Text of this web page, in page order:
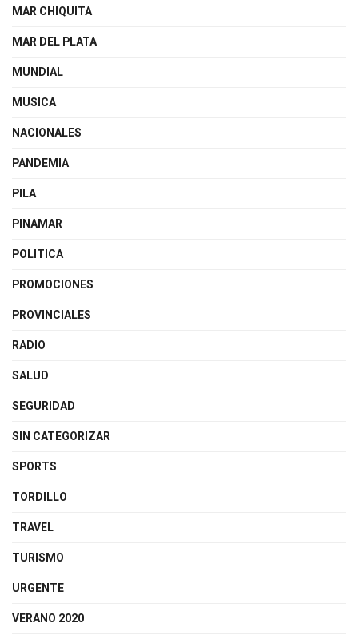
MAR CHIQUITA
MAR DEL PLATA
MUNDIAL
MUSICA
NACIONALES
PANDEMIA
PILA
PINAMAR
POLITICA
PROMOCIONES
PROVINCIALES
RADIO
SALUD
SEGURIDAD
SIN CATEGORIZAR
SPORTS
TORDILLO
TRAVEL
TURISMO
URGENTE
VERANO 2020